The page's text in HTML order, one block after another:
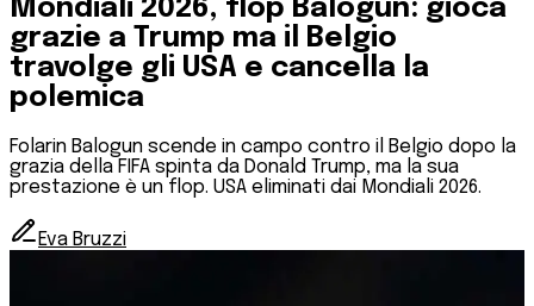
Mondiali 2026, flop Balogun: gioca
grazie a Trump ma il Belgio
travolge gli USA e cancella la
polemica
Folarin Balogun scende in campo contro il Belgio dopo la
grazia della FIFA spinta da Donald Trump, ma la sua
prestazione è un flop. USA eliminati dai Mondiali 2026.
Eva Bruzzi